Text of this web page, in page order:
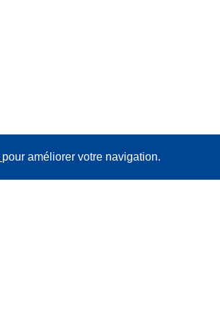
pour améliorer votre navigation.